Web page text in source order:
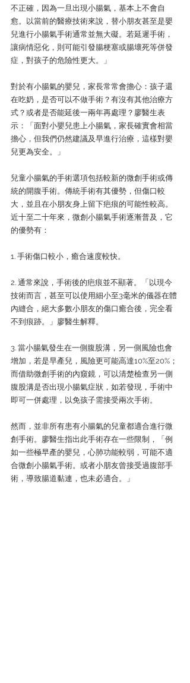
不正確，因為一旦出現小腸氣，基本上不會自
愈。以當前的醫療技術來說，替小朋友甚至是嬰
兒進行小腸氣手術通常並無大礙。若延遲手術，
讓病情惡化，則可能引發腸梗塞或腸壞死等併發
症，對孩子的危險性更大。」
對於有小腸氣的嬰兒，家長常常會擔心：孩子還
在吃奶，是否可以不做手術？有沒有其他治療方
式？或者是否能延後一兩年再處理？廖醫生表
示：「面對小嬰兒患上小腸氣，家長確實會相當
擔心，但我們仍然建議及早進行治療，這樣對嬰
兒更為安全。」
兒童小腸氣的手術選項包括較新的微創手術或傳
統的開腹手術。傳統手術有其優勢，但傷口較
大，並且在小朋友身上留下疤痕的可能性較高。
近十至二十年來，微創小腸氣手術逐漸普及，它
的優勢有：
1. 手術傷口較小，癒合速度較快。
2. 通常來說，手術後的疤痕並不顯著。「以現今
技術而言，甚至可以使用細小至3毫米的儀器在體
內縫合，絕大多數小朋友的傷口癒合後，完全看
不到痕跡。」廖醫生解釋。
3. 當小腸氣發生在一側腹股溝，另一側風險也會
增加，若是早產兒，風險更可能高達10%至20%；
而借助微創手術的內窺鏡，可以清楚檢查另一側
腹股溝是否出現小腸氣症狀，如若發現，手術中
即可一併處理，以免孩子需接受兩次手術。
然而，並非所有患有小腸氣的兒童都適合進行微
創手術。廖醫生指出此手術存在一些限制，「例
如一些極早產的嬰兒，心肺功能較弱，可能不適
合微創小腸氣手術。或者小朋友曾接受過腹部手
術，導致腸道黏連，也未必適合。」